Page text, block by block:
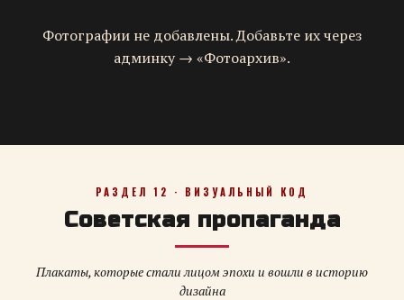
Фотографии не добавлены. Добавьте их через
админку → «Фотоархив».
РАЗДЕЛ 12 · ВИЗУАЛЬНЫЙ КОД
Советская пропаганда
Плакаты, которые стали лицом эпохи и вошли в историю
дизайна